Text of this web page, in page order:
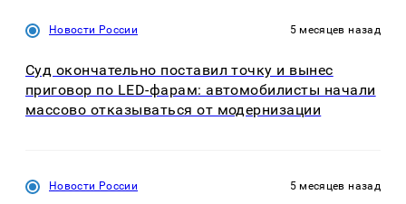
Новости России 5 месяцев назад
Суд окончательно поставил точку и вынес
приговор по LED-фарам: автомобилисты начали
массово отказываться от модернизации
Новости России 5 месяцев назад